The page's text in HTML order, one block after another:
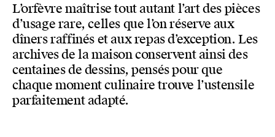
L’orfèvre maîtrise tout autant l’art des pièces
d’usage rare, celles que l’on réserve aux
dîners raffinés et aux repas d’exception. Les
archives de la maison conservent ainsi des
centaines de dessins, pensés pour que
chaque moment culinaire trouve l’ustensile
parfaitement adapté.